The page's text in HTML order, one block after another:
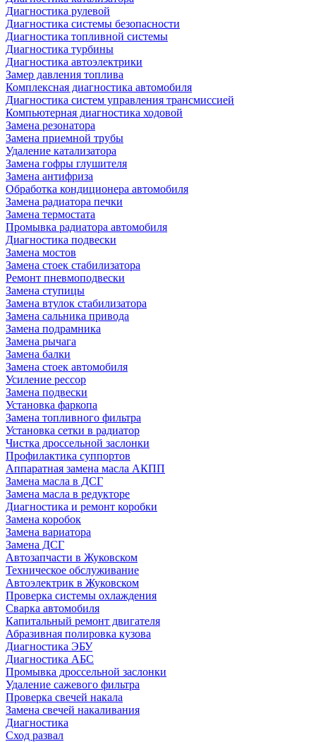
Диагностика рулевой
Диагностика системы безопасности
Диагностика топливной системы
Диагностика турбины
Диагностика автоэлектрики
Замер давления топлива
Комплексная диагностика автомобиля
Диагностика систем управления трансмиссией
Компьютерная диагностика ходовой
Замена резонатора
Замена приемной трубы
Удаление катализатора
Замена гофры глушителя
Замена антифриза
Обработка кондиционера автомобиля
Замена радиатора печки
Замена термостата
Промывка радиатора автомобиля
Диагностика подвески
Замена мостов
Замена стоек стабилизатора
Ремонт пневмоподвески
Замена ступицы
Замена втулок стабилизатора
Замена сальника привода
Замена подрамника
Замена рычага
Замена балки
Замена стоек автомобиля
Усиление рессор
Замена подвески
Установка фаркопа
Замена топливного фильтра
Установка сетки в радиатор
Чистка дроссельной заслонки
Профилактика суппортов
Аппаратная замена масла АКПП
Замена масла в ДСГ
Замена масла в редукторе
Диагностика и ремонт коробки
Замена коробок
Замена вариатора
Замена ДСГ
Автозапчасти в Жуковском
Техническое обслуживание
Автоэлектрик в Жуковском
Проверка системы охлаждения
Сварка автомобиля
Капитальный ремонт двигателя
Абразивная полировка кузова
Диагностика ЭБУ
Диагностика АБС
Промывка дроссельной заслонки
Удаление сажевого фильтра
Проверка свечей накала
Замена свечей накаливания
Диагностика
Сход развал